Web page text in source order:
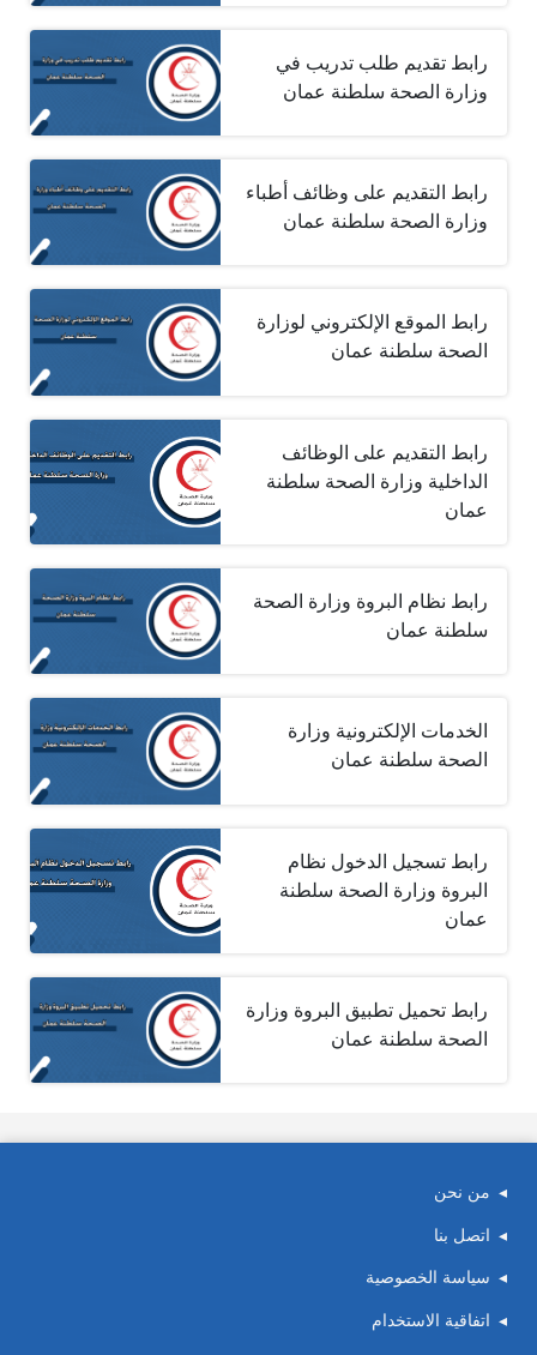
رابط تقديم طلب تدريب في
وزارة الصحة سلطنة عمان
رابط التقديم على وظائف أطباء
وزارة الصحة سلطنة عمان
رابط الموقع الإلكتروني لوزارة
الصحة سلطنة عمان
رابط التقديم على الوظائف
الداخلية وزارة الصحة سلطنة
عمان
رابط نظام البروة وزارة الصحة
سلطنة عمان
الخدمات الإلكترونية وزارة
الصحة سلطنة عمان
رابط تسجيل الدخول نظام
البروة وزارة الصحة سلطنة
عمان
رابط تحميل تطبيق البروة وزارة
الصحة سلطنة عمان‎
من نحن
اتصل بنا
سياسة الخصوصية
اتفاقية الاستخدام